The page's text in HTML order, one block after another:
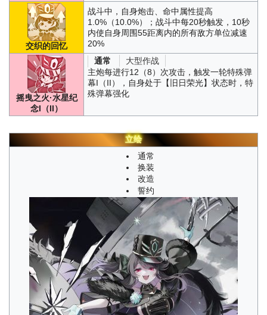
交织的回忆
战斗中，自身炮击、命中属性提高
1.0%（10.0%）；战斗中每20秒触发，10秒
内使自身周围55距离内的所有敌方单位减速
20%
摇曳之火·水星纪
念I（II）
通常
大型作战
主炮每进行12（8）次攻击，触发一轮特殊弹
幕I（II），自身处于【旧日荣光】状态时，特
殊弹幕强化
立绘
通常
换装
改造
誓约